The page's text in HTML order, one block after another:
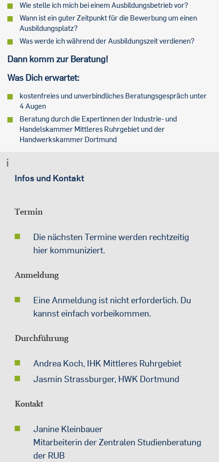
Wie stelle ich mich bei einem Ausbildungsbetrieb vor?
Wann ist ein guter Zeitpunkt für die Bewerbung um einen
Ausbildungsplatz?
Was werde ich während der Ausbildungszeit verdienen?
Dann komm zur Beratung!
Was Dich erwartet:
kostenfreies und unverbindliches Beratungsgespräch unter
4 Augen
Beratung durch die Expertinnen der Industrie- und
Handelskammer Mittleres Ruhrgebiet und der
Handwerkskammer Dortmund
Infos und Kontakt
Termin
Die nächsten Termine werden rechtzeitig
hier kommuniziert.
Anmeldung
Eine Anmeldung ist nicht erforderlich. Du
kannst einfach vorbeikommen.
Durchführung
Andrea Koch, IHK Mittleres Ruhrgebiet
Jasmin Strassburger, HWK Dortmund
Kontakt
Janine Kleinbauer
Mitarbeiterin der Zentralen Studienberatung
der RUB